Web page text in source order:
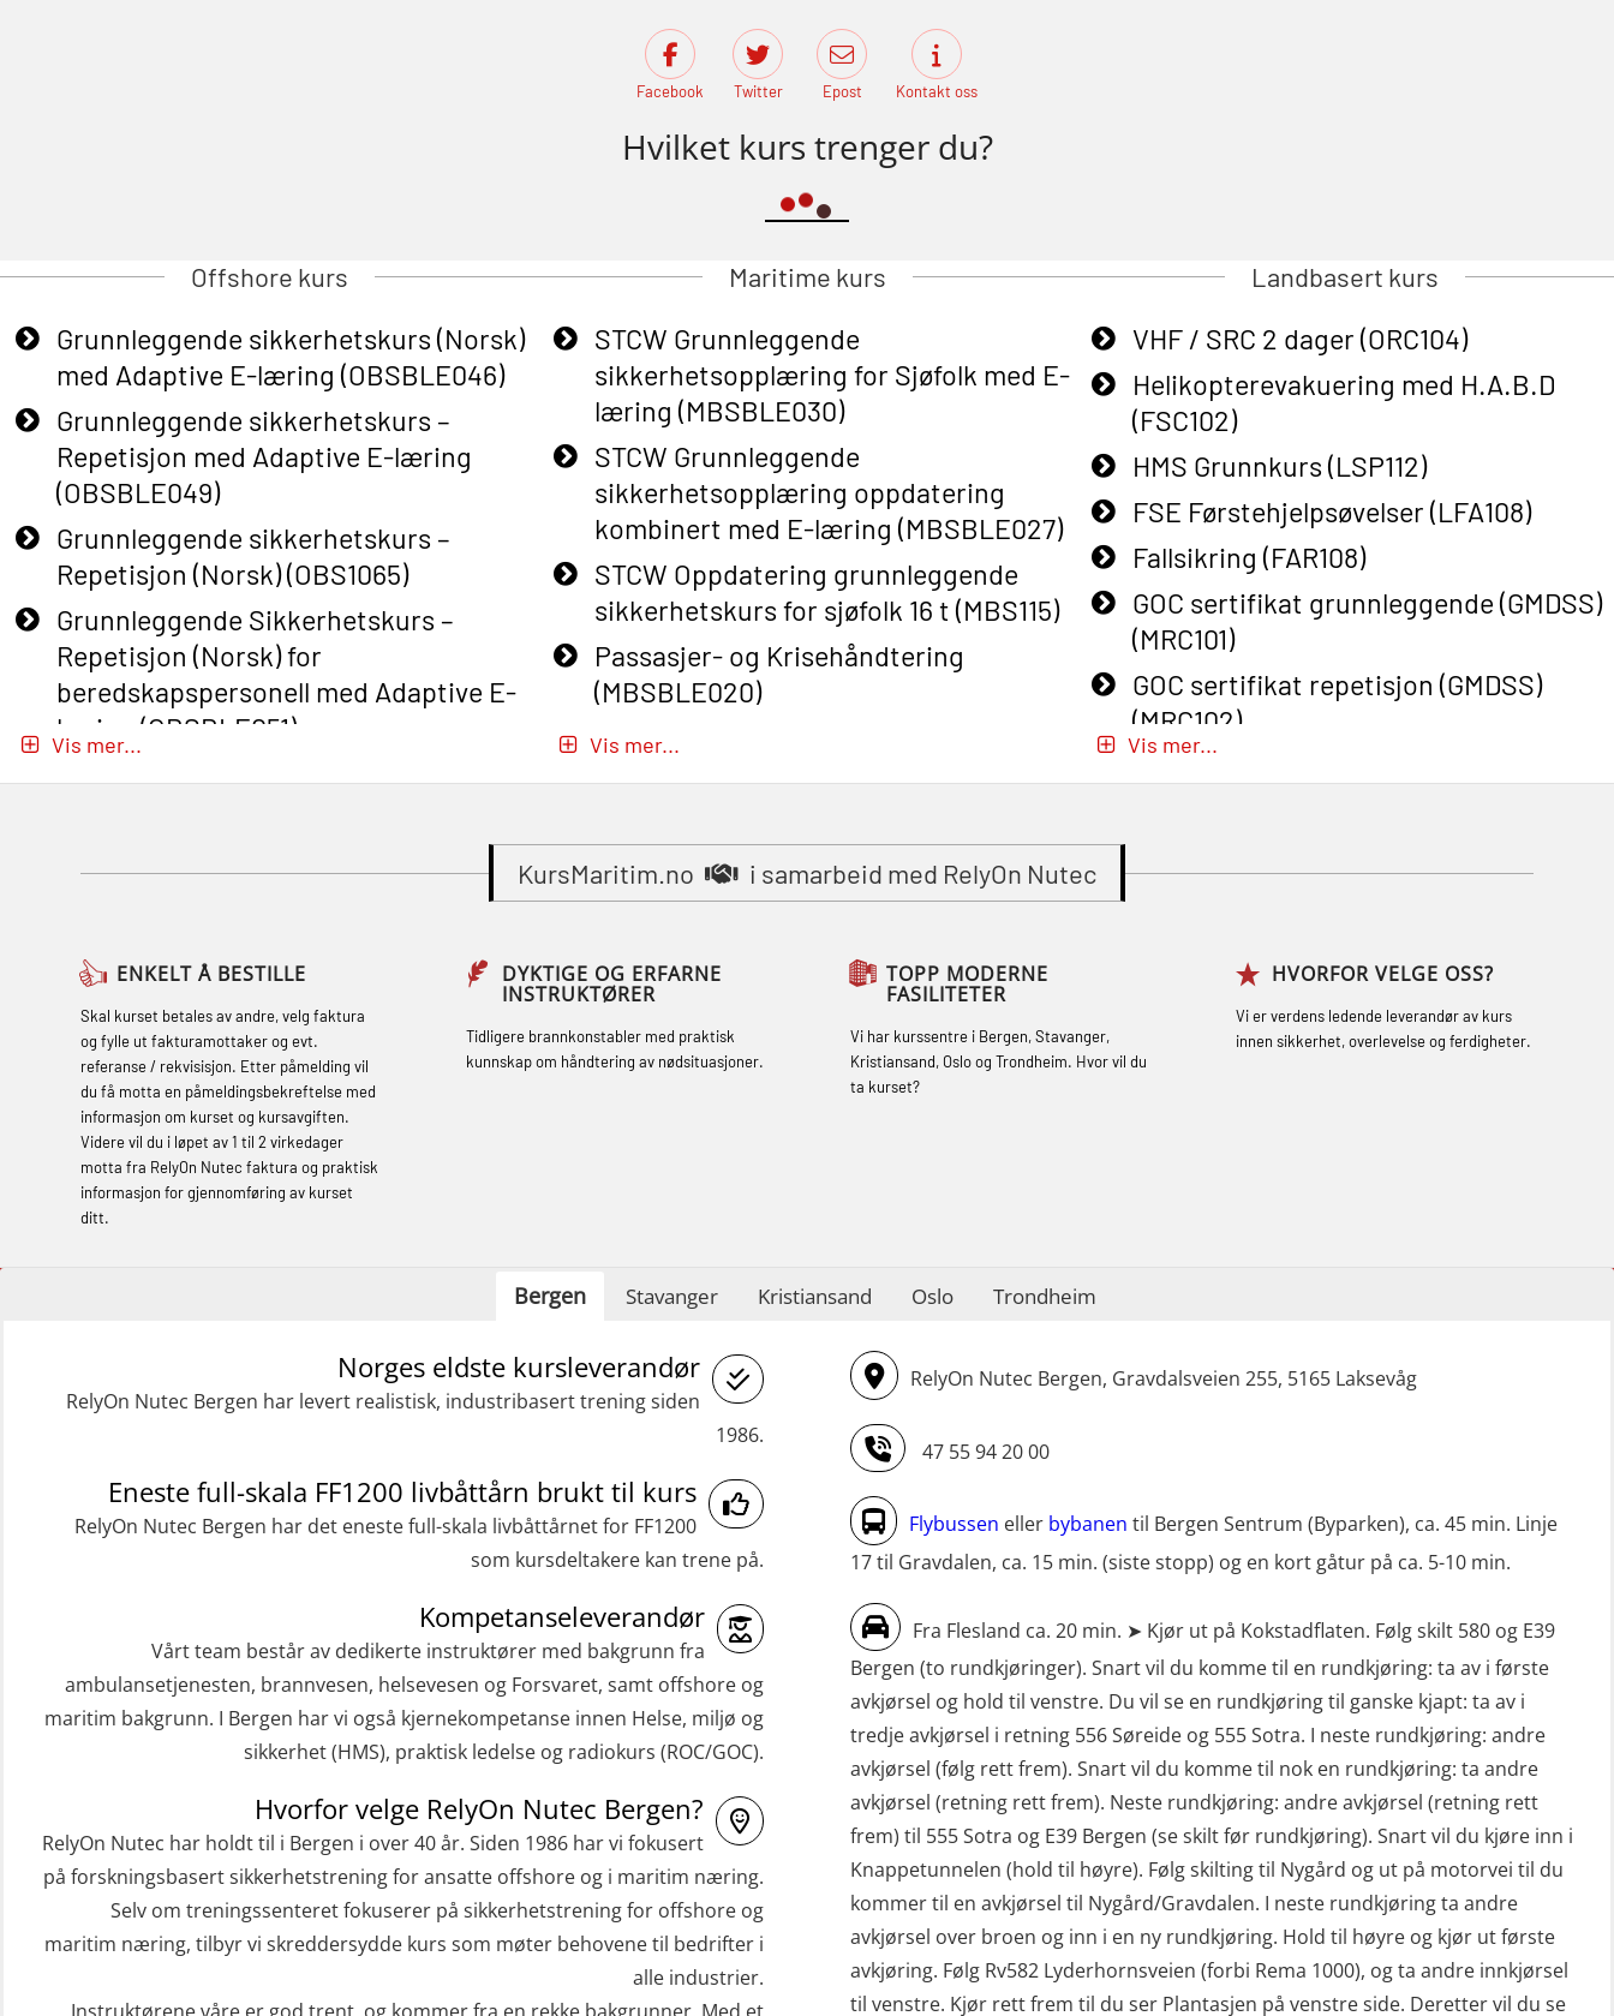
Facebook Twitter Epost Kontakt oss
Hvilket kurs trenger du?
Offshore kurs
Grunnleggende sikkerhetskurs (Norsk)
med Adaptive E-læring (OBSBLE046)
Grunnleggende sikkerhetskurs –
Repetisjon med Adaptive E-læring
(OBSBLE049)
Grunnleggende sikkerhetskurs –
Repetisjon (Norsk) (OBS1065)
Grunnleggende Sikkerhetskurs –
Repetisjon (Norsk) for
beredskapspersonell med Adaptive E-
læring (OBSBLE051)
Basic Safety Training – Refresher
Course (English) (OBS1063)
Basic Safety Training (English) – with E-
learning (OBSBLE050)
Helikopterevakuering inkl pustelunge
med adaptive e-læring (OSEBLE018)
Helicopter Underwater Escape incl.
Norwegian Sector (OBS117)
Grunnleggende Sikkerhetskurs – Rep.
(FSC122)
Påbygging fra Offshore Norge til
Grunnleggende sikkerhetsopplæring
Basic Safety Training (English)
(OBS1052)
Beredskapsledelse (OER109)
Compressed Air Emergency Breathing
System (CA-EBS) Initial Deployment
(OBS119)
Vis mer...
Maritime kurs
STCW Grunnleggende
sikkerhetsopplæring for Sjøfolk med E-
læring (MBSBLE030)
STCW Grunnleggende
sikkerhetsopplæring oppdatering
kombinert med E-læring (MBSBLE027)
STCW Oppdatering grunnleggende
sikkerhetskurs for sjøfolk 16 t (MBS115)
Passasjer- og Krisehåndtering
(MBSBLE020)
Passasjer- og Krisehåndtering
sikkerhetsopplæring for fiskere
(MBSBLE031)
sikkerhetsopplæring for fiskere
oppdatering (MBSBLE032)
STCW Sikkerhetsopplæring for mindre
STCW Oppdatering videregående
(MBSBLE024)
STCW Oppdatering videregående
sikkerhetskurs for offiserer og
Medisinsk behandling – Kombi
(MBSBLE021)
STCW kombi oppdatering offiserer og
med.behandling (MBS134)
STCW Kombi Oppdatering Offiserer og
Medisinsk Behandling med Webinar
(MBS1341)
STCW Oppdatering for offiserer 24 t
(MBS114)
STCW Medisinsk førstehjelp (MFA1081)
STCW Medisinsk førstehjelp
oppdatering (MBSBLE025)
STCW Oppdatering Medisinsk
Vis mer...
Landbasert kurs
VHF / SRC 2 dager (ORC104)
Helikopterevakuering med H.A.B.D
(FSC102)
HMS Grunnkurs (LSP112)
FSE Førstehjelpsøvelser (LFA108)
Fallsikring (FAR108)
GOC sertifikat grunnleggende (GMDSS)
(MRC101)
GOC sertifikat repetisjon (GMDSS)
(MRC102)
Grunnkurs Røykdykking Industrivern
Helikopterevakuering med HABD, inkl.
Vis mer...
KursMaritim.no i samarbeid med RelyOn Nutec
ENKELT Å BESTILLE
Skal kurset betales av andre, velg faktura
og fylle ut fakturamottaker og evt.
referanse / rekvisisjon. Etter påmelding vil
du få motta en påmeldingsbekreftelse med
informasjon om kurset og kursavgiften.
Videre vil du i løpet av 1 til 2 virkedager
motta fra RelyOn Nutec faktura og praktisk
informasjon for gjennomføring av kurset
ditt.
DYKTIGE OG ERFARNE
INSTRUKTØRER
Tidligere brannkonstabler med praktisk
kunnskap om håndtering av nødsituasjoner.
TOPP MODERNE
FASILITETER
Vi har kurssentre i Bergen, Stavanger,
Kristiansand, Oslo og Trondheim. Hvor vil du
ta kurset?
HVORFOR VELGE OSS?
Vi er verdens ledende leverandør av kurs
innen sikkerhet, overlevelse og ferdigheter.
Bergen Stavanger Kristiansand Oslo Trondheim
Norges eldste kursleverandør
RelyOn Nutec Bergen har levert realistisk, industribasert trening siden
1986.
Eneste full-skala FF1200 livbåttårn brukt til kurs
RelyOn Nutec Bergen har det eneste full-skala livbåttårnet for FF1200
som kursdeltakere kan trene på.
Kompetanseleverandør
Vårt team består av dedikerte instruktører med bakgrunn fra
ambulansetjenesten, brannvesen, helsevesen og Forsvaret, samt offshore og
maritim bakgrunn. I Bergen har vi også kjernekompetanse innen Helse, miljø og
sikkerhet (HMS), praktisk ledelse og radiokurs (ROC/GOC).
Hvorfor velge RelyOn Nutec Bergen?
RelyOn Nutec har holdt til i Bergen i over 40 år. Siden 1986 har vi fokusert
på forskningsbasert sikkerhetstrening for ansatte offshore og i maritim næring.
Selv om treningssenteret fokuserer på sikkerhetstrening for offshore og
maritim næring, tilbyr vi skreddersydde kurs som møter behovene til bedrifter i
alle industrier.
RelyOn Nutec Bergen, Gravdalsveien 255, 5165 Laksevåg
47 55 94 20 00
Flybussen eller bybanen til Bergen Sentrum (Byparken), ca. 45 min. Linje
17 til Gravdalen, ca. 15 min. (siste stopp) og en kort gåtur på ca. 5-10 min.
Fra Flesland ca. 20 min. ➤ Kjør ut på Kokstadflaten. Følg skilt 580 og E39
Bergen (to rundkjøringer). Snart vil du komme til en rundkjøring: ta av i første
avkjørsel og hold til venstre. Du vil se en rundkjøring til ganske kjapt: ta av i
tredje avkjørsel i retning 556 Søreide og 555 Sotra. I neste rundkjøring: andre
avkjørsel (følg rett frem). Snart vil du komme til nok en rundkjøring: ta andre
avkjørsel (retning rett frem). Neste rundkjøring: andre avkjørsel (retning rett
frem) til 555 Sotra og E39 Bergen (se skilt før rundkjøring). Snart vil du kjøre inn i
Knappetunnelen (hold til høyre). Følg skilting til Nygård og ut på motorvei til du
kommer til en avkjørsel til Nygård/Gravdalen. I neste rundkjøring ta andre
avkjørsel over broen og inn i en ny rundkjøring. Hold til høyre og kjør ut første
avkjøring. Følg Rv582 Lyderhornsveien (forbi Rema 1000), og ta andre innkjørsel
til venstre. Kjør rett frem til du ser Plantasjen på venstre side. Deretter vil du se